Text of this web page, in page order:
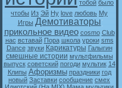
тобой было
чтобы Из Эй Ну love любовь My
Игры Демотиваторы
прикольное видео cosmo Club
нас вставай Пора школа уроки sms
Dance звуки Карикатуры Галыгин
смешные истории мультфильмы
выпуск советский погоди мультик 14
Клипы Афоризмы праздники год
новый Заставки сообщение смех